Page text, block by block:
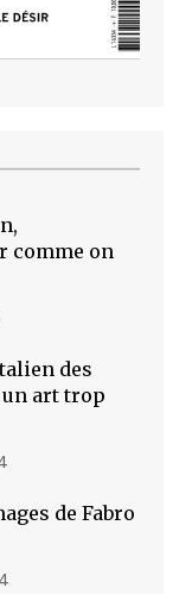
comme on
des
un art trop
de Fabro